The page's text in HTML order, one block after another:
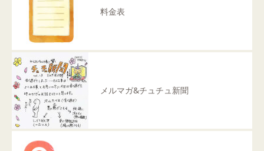
料金表
メルマガ&チュチュ新聞